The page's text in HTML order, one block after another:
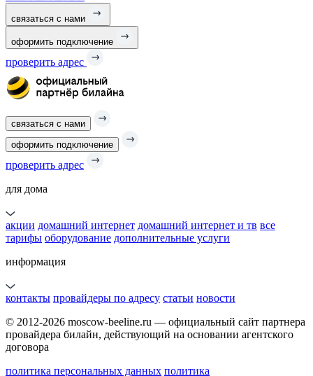
связаться с нами
оформить подключение
проверить адрес
связаться с нами
оформить подключение
проверить адрес
для дома
акции домашний интернет домашний интернет и тв все
тарифы оборудование дополнительные услуги
информация
контакты провайдеры по адресу статьи новости
© 2012-2026 moscow-beeline.ru — официальный сайт партнера
провайдера билайн, действующий на основании агентского
договора
политика персональных данных политика